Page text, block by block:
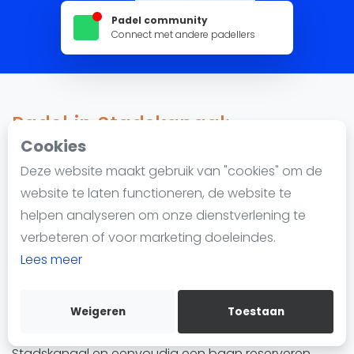
Cookies
Deze website maakt gebruik van "cookies" om de
website te laten functioneren, de website te
helpen analyseren om onze dienstverlening te
verbeteren of voor marketing doeleindes.
Lees meer
Weigeren Toestaan
Nieuws
Vragen over padel
Padelgear
Informatie
Over ons
Contact
Adverteren
Insights
WhatsApp
Join WhatsApp Community
Padel community
Connect met andere padellers
Padel in Stadskanaal:
Reserveren, locaties en lessen
1.157 impressions since 22 februari 2023
Toon beschikbaarheid
Padel in Stadskanaal
stad heeft 2 padellocaties met in totaal 9
padelbanen. Of je nu een beginner bent of een
gevorderde speler, je kunt padel spelen in